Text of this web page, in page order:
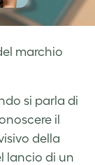
marchio
si parla di
il
della
lancio di un